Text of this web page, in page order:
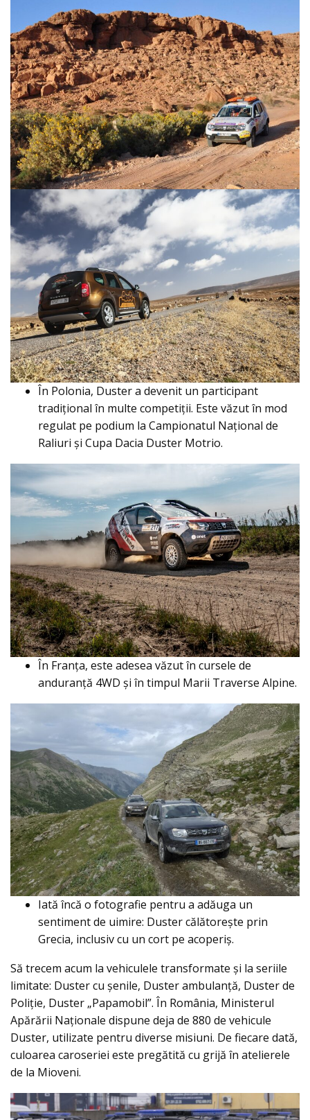
În Polonia, Duster a devenit un participant
tradițional în multe competiții. Este văzut în mod
regulat pe podium la Campionatul Național de
Raliuri și Cupa Dacia Duster Motrio.
În Franța, este adesea văzut în cursele de
anduranță 4WD și în timpul Marii Traverse Alpine.
Iată încă o fotografie pentru a adăuga un
sentiment de uimire: Duster călătorește prin
Grecia, inclusiv cu un cort pe acoperiş.
Să trecem acum la vehiculele transformate şi la seriile
limitate: Duster cu șenile, Duster ambulanță, Duster de
Poliție, Duster „Papamobil”. În România, Ministerul
Apărării Naționale dispune deja de 880 de vehicule
Duster, utilizate pentru diverse misiuni. De fiecare dată,
culoarea caroseriei este pregătită cu grijă în atelierele
de la Mioveni.